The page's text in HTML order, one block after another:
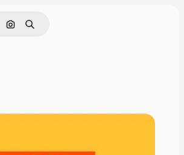
Cerca per immagine
Ricerca